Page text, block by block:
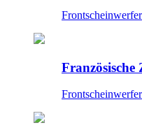
Frontscheinwerfer
Französische
Frontscheinwerfer